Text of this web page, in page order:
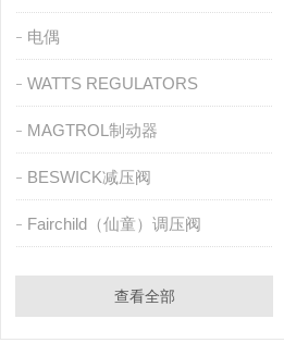
电偶
WATTS REGULATORS
MAGTROL制动器
BESWICK减压阀
Fairchild（仙童）调压阀
查看全部